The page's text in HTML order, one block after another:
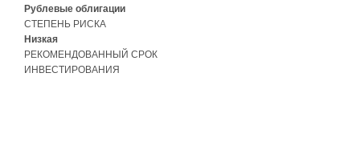
Рублевые облигации
СТЕПЕНЬ РИСКА
Низкая
РЕКОМЕНДОВАННЫЙ СРОК
ИНВЕСТИРОВАНИЯ